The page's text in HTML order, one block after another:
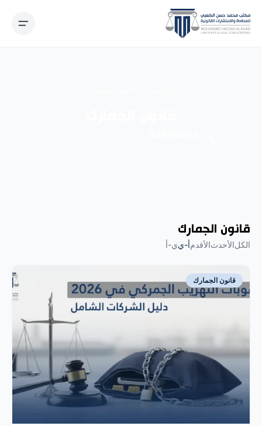
انتقل إلى المحتوى
قانون الجمارك
الكلالأحدثالأقدمأ-يي-أ
قانون الجمارك